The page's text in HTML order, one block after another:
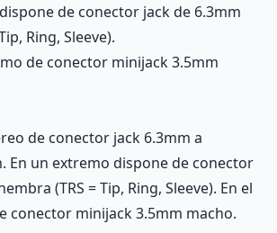
de conector jack de 6.3mm
Ring, Sleeve).
de conector minijack 3.5mm
de conector jack 6.3mm a
En un extremo dispone de conector
(TRS = Tip, Ring, Sleeve). En el
conector minijack 3.5mm macho.